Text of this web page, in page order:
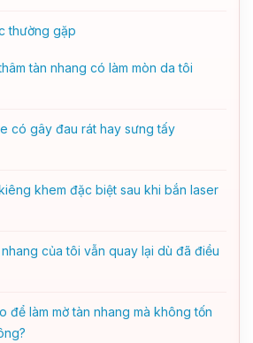
thường gặp
tàn nhang có làm mòn da tôi
có gây đau rát hay sưng tấy
khem đặc biệt sau khi bắn laser
của tôi vẫn quay lại dù đã điều
để làm mờ tàn nhang mà không tốn